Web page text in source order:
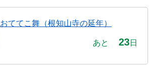
おててこ舞（根知山寺の延年）
あと 23日